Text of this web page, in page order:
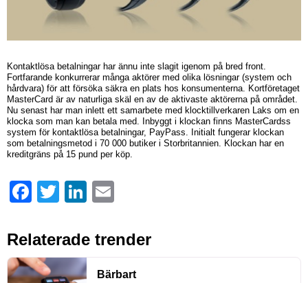
Kontaktlösa betalningar har ännu inte slagit igenom på bred front.
Fortfarande konkurrerar många aktörer med olika lösningar (system och
hårdvara) för att försöka säkra en plats hos konsumenterna. Kortföretaget
MasterCard är av naturliga skäl en av de aktivaste aktörerna på området.
Nu senast har man inlett ett samarbete med klocktillverkaren Laks om en
klocka som man kan betala med. Inbyggt i klockan finns MasterCardss
system för kontaktlösa betalningar, PayPass. Initialt fungerar klockan
som betalningsmetod i 70 000 butiker i Storbritannien. Klockan har en
kreditgräns på 15 pund per köp.
FacebookTwitter LinkedIn
Relaterade trender
Bärbart